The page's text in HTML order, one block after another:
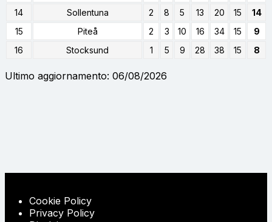
14
Sollentuna 2 8 5 13 20 15
14
15
Piteå 2 3 10 16 34 15
9
16
Stocksund 1 5 9 28 38 15 8
Ultimo aggiornamento: 06/08/2026
Cookie Policy
Privacy Policy